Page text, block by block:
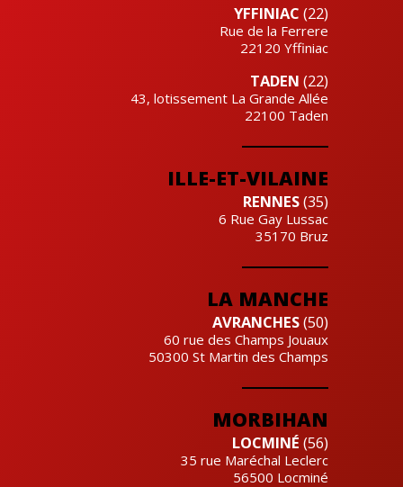
YFFINIAC (22)
Rue de la Ferrere
22120 Yffiniac
TADEN (22)
43, lotissement La Grande Allée
22100 Taden
ILLE-ET-VILAINE
RENNES(35)
6 Rue Gay Lussac
35170 Bruz
LA MANCHE
AVRANCHES(50)
60 rue des Champs Jouaux
50300 St Martin des Champs
MORBIHAN
LOCMINÉ (56)
35 rue Maréchal Leclerc
56500 Locminé